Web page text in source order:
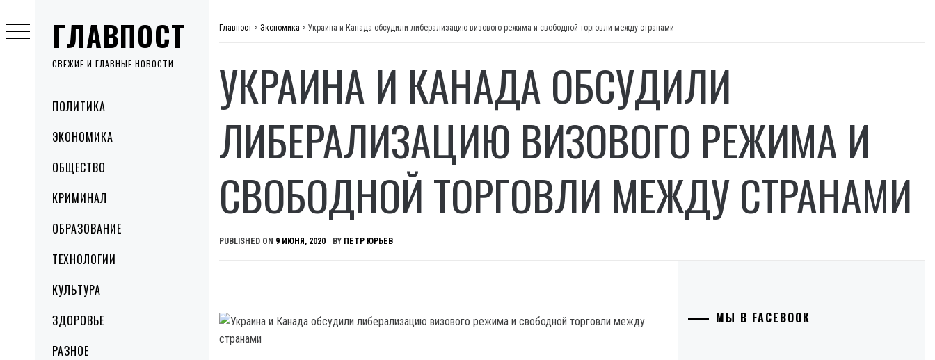
ГЛАВПОСТ
СВЕЖИЕ И ГЛАВНЫЕ НОВОСТИ
MenuПОЛИТИКА
ЭКОНОМИКА
ОБЩЕСТВО
КРИМИНАЛ
ОБРАЗОВАНИЕ
ТЕХНОЛОГИИ
КУЛЬТУРА
ЗДОРОВЬЕ
РАЗНОЕ
to
content
Главпост > Экономика > Украина и Канада обсудили либерализацию визового режима и свободной торговли между странами
УКРАИНА И КАНАДА ОБСУДИЛИ
ЛИБЕРАЛИЗАЦИЮ ВИЗОВОГО РЕЖИМА И
СВОБОДНОЙ ТОРГОВЛИ МЕЖДУ СТРАНАМИ
PUBLISHED ON 9 ИЮНЯ, 2020 BY ПЕТР ЮРЬЕВ
МЫ В FACEBOOK